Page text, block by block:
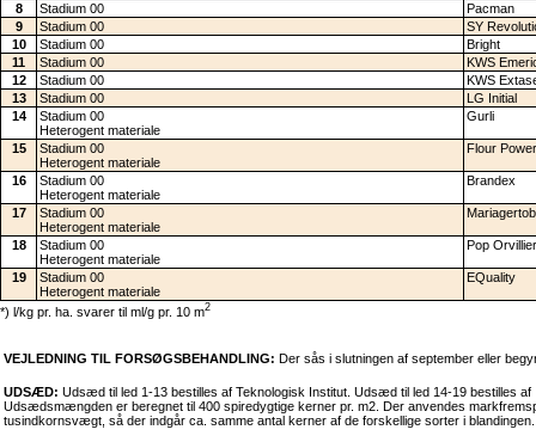
8
Stadium 00
Pacman
9
Stadium 00
SY
10
Stadium 00
Bright
11
Stadium 00
KWS
12
Stadium 00
KWS
13
Stadium 00
LG Initial
14
Stadium 00
Heterogent materiale
Gurli
15
Stadium 00
Heterogent materiale
Flour Power
16
Stadium 00
Heterogent materiale
Brandex
17
Stadium 00
Heterogent materiale
18
Stadium 00
Heterogent materiale
Pop
19
Stadium 00
Heterogent materiale
EQuality
*) l/kg pr. ha. svarer til ml/g pr. 10 m2
VEJLEDNING TIL FORSØGSBEHANDLING: Der sås i slutningen af september eller
UDSÆD: Udsæd til led 1-13 bestilles af Teknologisk Institut. Udsæd til led 14-19 bestilles
Udsædsmængden er beregnet til 400 spiredygtige kerner pr. m2. Der anvendes
tusindkornsvægt, så der indgår ca. samme antal kerner af de forskellige sorter i blandingen.